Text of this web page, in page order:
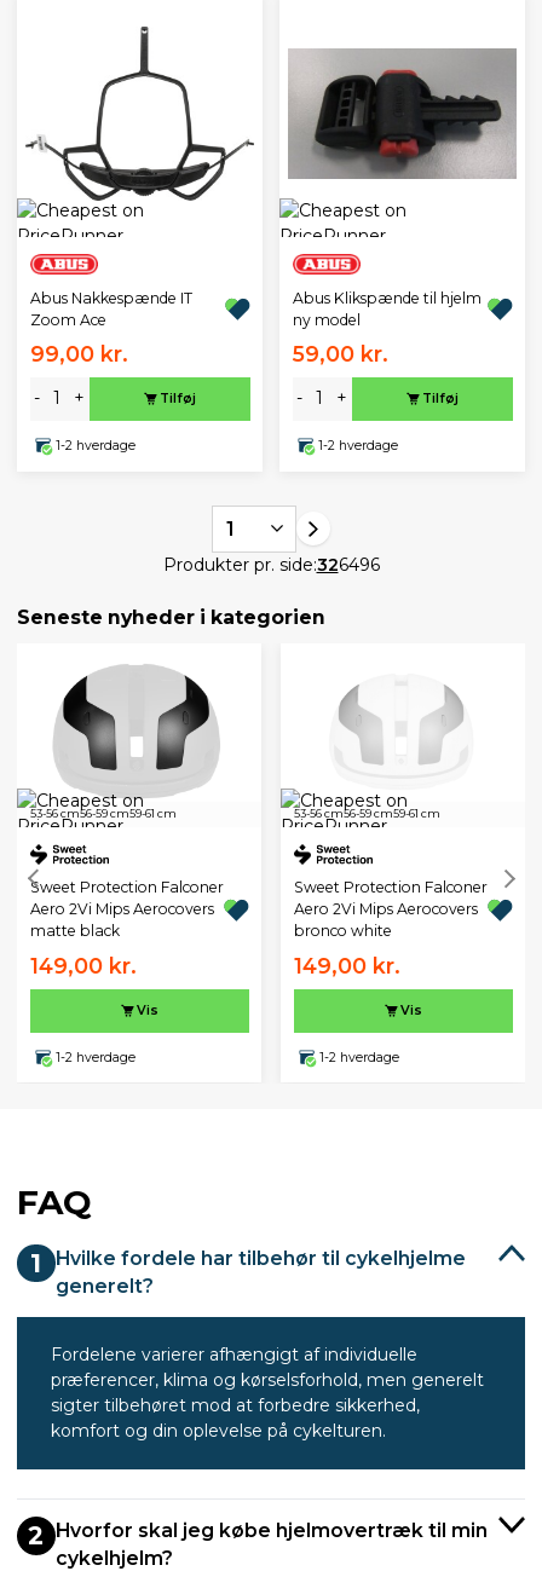
Abus Nakkespænde IT
Zoom Ace
99,00 kr.
- + Tilføj
1-2 hverdage
Abus Klikspænde til hjelm
ny model
59,00 kr.
- + Tilføj
1-2 hverdage
1
Produkter pr. side:326496
Seneste nyheder i kategorien
53-56 cm56-59 cm59-61 cm
Sweet Protection Falconer
Aero 2Vi Mips Aerocovers
matte black
149,00 kr.
Vis
1-2 hverdage
53-56 cm56-59 cm59-61 cm
Sweet Protection Falconer
Aero 2Vi Mips Aerocovers
bronco white
149,00 kr.
Vis
1-2 hverdage
FAQ
1
Hvilke fordele har tilbehør til cykelhjelme
generelt?
Fordelene varierer afhængigt af individuelle
præferencer, klima og kørselsforhold, men generelt
sigter tilbehøret mod at forbedre sikkerhed,
komfort og din oplevelse på cykelturen.
2 Hvorfor skal jeg købe hjelmovertræk til min
cykelhjelm?